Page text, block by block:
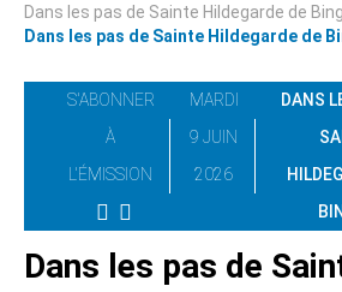
Dans les pas de Sainte Hildegarde de
Dans les pas de Sainte Hildegarde de
S'ABONNER
À
L'ÉMISSION
MARDI
9 JUIN
2026
DANS
Dans les pas de